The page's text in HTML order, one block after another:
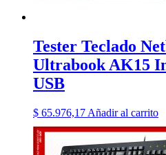
Tester Teclado
Ultrabook AK15
USB
$ 65.976,17 Añadir al carrito